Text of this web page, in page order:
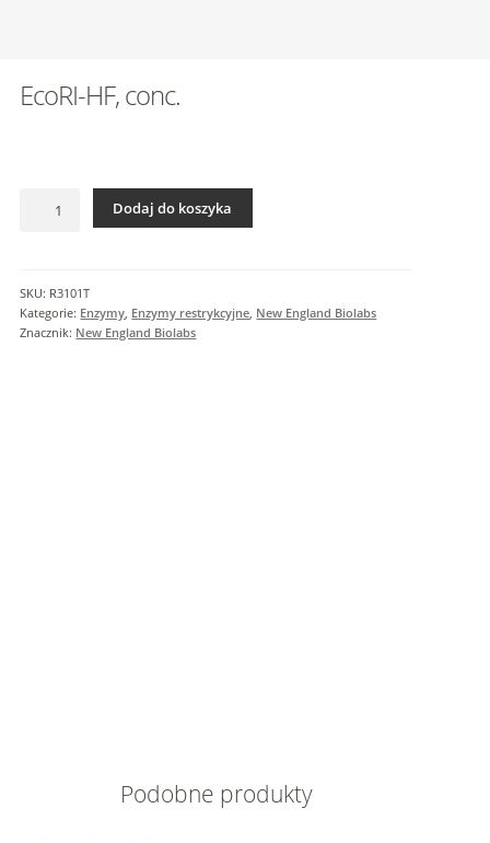
EcoRI-HF, conc.
EcoRI-
Dodaj do koszyka
SKU: R3101T
Kategorie: Enzymy Enzymy restrykcyjne New England Biolabs
Znacznik: New England Biolabs
Podobne produkty